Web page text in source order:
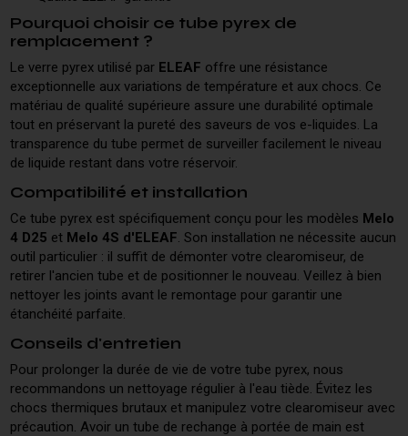
Pourquoi choisir ce tube pyrex de
remplacement ?
Le verre pyrex utilisé par ELEAF offre une résistance
exceptionnelle aux variations de température et aux chocs. Ce
matériau de qualité supérieure assure une durabilité optimale
tout en préservant la pureté des saveurs de vos e-liquides. La
transparence du tube permet de surveiller facilement le niveau
de liquide restant dans votre réservoir.
Compatibilité et installation
Ce tube pyrex est spécifiquement conçu pour les modèles Melo
4 D25 et Melo 4S d'ELEAF . Son installation ne nécessite aucun
outil particulier : il suffit de démonter votre clearomiseur, de
retirer l'ancien tube et de positionner le nouveau. Veillez à bien
nettoyer les joints avant le remontage pour garantir une
étanchéité parfaite.
Conseils d'entretien
Pour prolonger la durée de vie de votre tube pyrex, nous
recommandons un nettoyage régulier à l'eau tiède. Évitez les
chocs thermiques brutaux et manipulez votre clearomiseur avec
précaution. Avoir un tube de rechange à portée de main est